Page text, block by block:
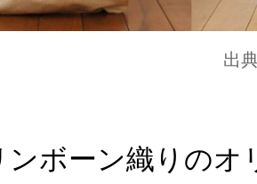
出
ンボーン織りのオ